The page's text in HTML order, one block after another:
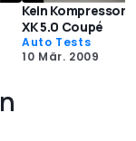
Kein Kompressor
XK 5.0 Coupé
Auto Tests
10 Mär. 2009